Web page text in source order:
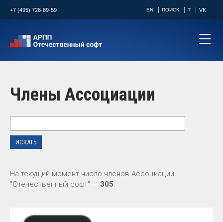
+7 (495) 728-89-59 EN ПОИСК T VK
Члены Ассоциации
На текущий момент число членов Ассоциации
"Отечественный софт" — 305.